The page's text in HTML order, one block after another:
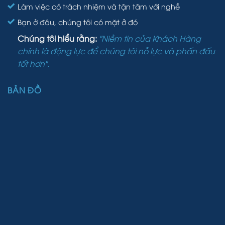
Làm việc có trách nhiệm và tận tâm với nghề
Bạn ở đâu, chúng tôi có mặt ở đó
Chúng tôi hiểu rằng: "Niềm tin của Khách Hàng
chính là động lực để chúng tôi nỗ lực và phấn đấu
tốt hơn".
BẢN ĐỒ